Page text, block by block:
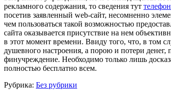
рекламного содержания, то сведения тут
посетив заявленный web-сайт, несомненно
чем пользоваться такой возможностью
сайта оказывается присутствие на нем
в этот момент времени. Ввиду того, что, в том
душевного настроения, а порою и потери денег,
финучреждение. Необходимо только лишь
полностью бесплатно всем.
Рубрика: Без рубрики